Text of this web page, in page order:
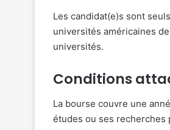
Les candidat(e)s sont
universités américaines
universités.
Conditions
La bourse couvre une
études ou ses recherches